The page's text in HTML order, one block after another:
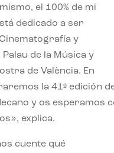
el 100% de mi
dedicado a ser
y
de la Música y
de València. En
la 41ª edición
y os esperamos
explica.
cuente qué